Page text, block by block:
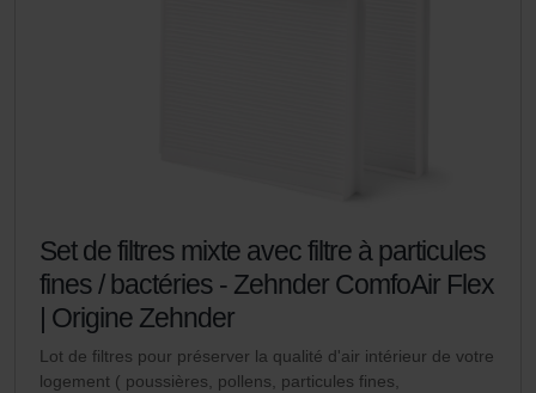
Set de filtres mixte avec filtre à particules
fines / bactéries - Zehnder ComfoAir Flex
| Origine Zehnder
Lot de filtres pour préserver la qualité d'air intérieur de votre
logement ( poussières, pollens, particules fines,